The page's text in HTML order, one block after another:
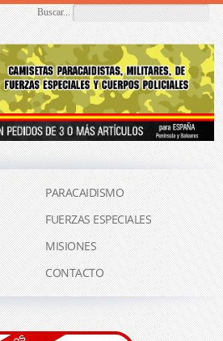
Buscar...
PARACAIDISMO
FUERZAS ESPECIALES
MISIONES
CONTACTO